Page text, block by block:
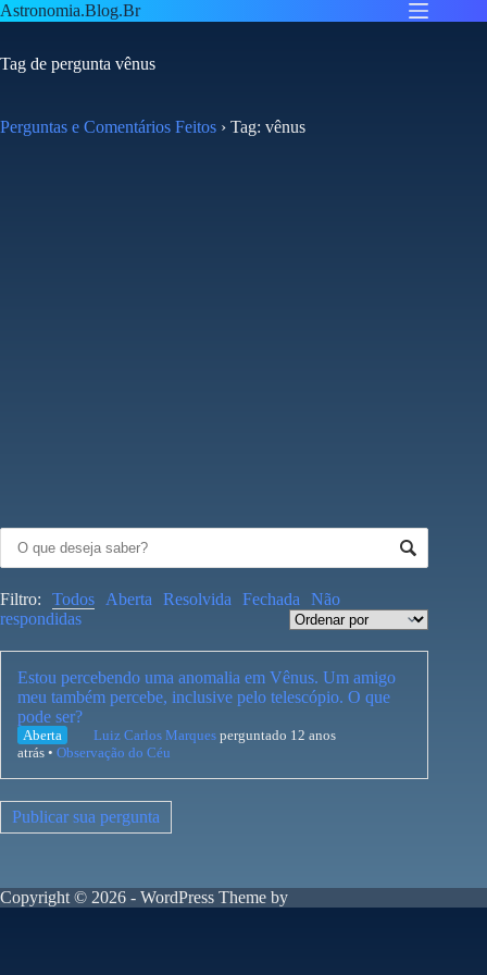
Pular
para
conteúdo
Astronomia.Blog.Br
Tag de pergunta vênus
Perguntas e Comentários Feitos › Tag: vênus
Filtro: Todos Aberta Resolvida Fechada
Não
respondidas
Estou percebendo uma anomalia em Vênus. Um amigo
meu também percebe, inclusive pelo telescópio. O que
pode ser?
Aberta Luiz Carlos Marques perguntado 12 anos
atrás • Observação do Céu
Publicar sua pergunta
Copyright © 2026 - WordPress Theme by